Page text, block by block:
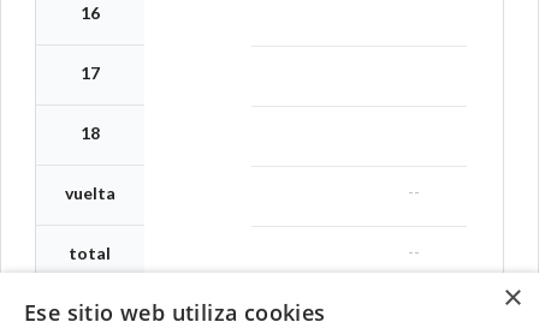
16
17
18
vuelta
total
--
--
×
Ese sitio web utiliza cookies